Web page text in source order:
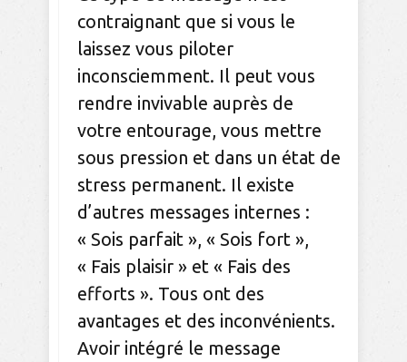
contraignant que si vous le
laissez vous piloter
inconsciemment. Il peut vous
rendre invivable auprès de
votre entourage, vous mettre
sous pression et dans un état de
stress permanent. Il existe
d’autres messages internes :
« Sois parfait », « Sois fort »,
« Fais plaisir » et « Fais des
efforts ». Tous ont des
avantages et des inconvénients.
Avoir intégré le message